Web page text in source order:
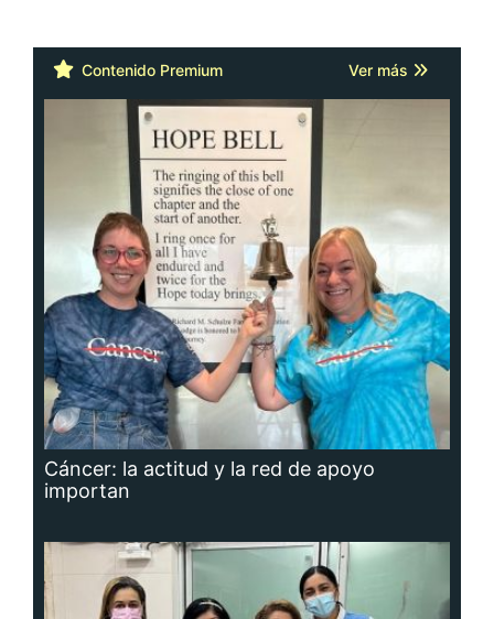
Contenido Premium Ver más
Cáncer: la actitud y la red de apoyo
importan